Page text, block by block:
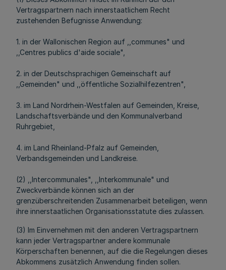
Vertragspartnern nach innerstaatlichem Recht
zustehenden Befugnisse Anwendung:
1. in der Wallonischen Region auf ,,communes" und
,,Centres publics d'aide sociale",
2. in der Deutschsprachigen Gemeinschaft auf
,,Gemeinden" und ,,öffentliche Sozialhilfezentren",
3. im Land Nordrhein-Westfalen auf Gemeinden, Kreise,
Landschaftsverbände und den Kommunalverband
Ruhrgebiet,
4. im Land Rheinland-Pfalz auf Gemeinden,
Verbandsgemeinden und Landkreise.
(2) ,,Intercommunales", ,,Interkommunale" und
Zweckverbände können sich an der
grenzüberschreitenden Zusammenarbeit beteiligen, wenn
ihre innerstaatlichen Organisationsstatute dies zulassen.
(3) Im Einvernehmen mit den anderen Vertragspartnern
kann jeder Vertragspartner andere kommunale
Körperschaften benennen, auf die die Regelungen dieses
Abkommens zusätzlich Anwendung finden sollen.